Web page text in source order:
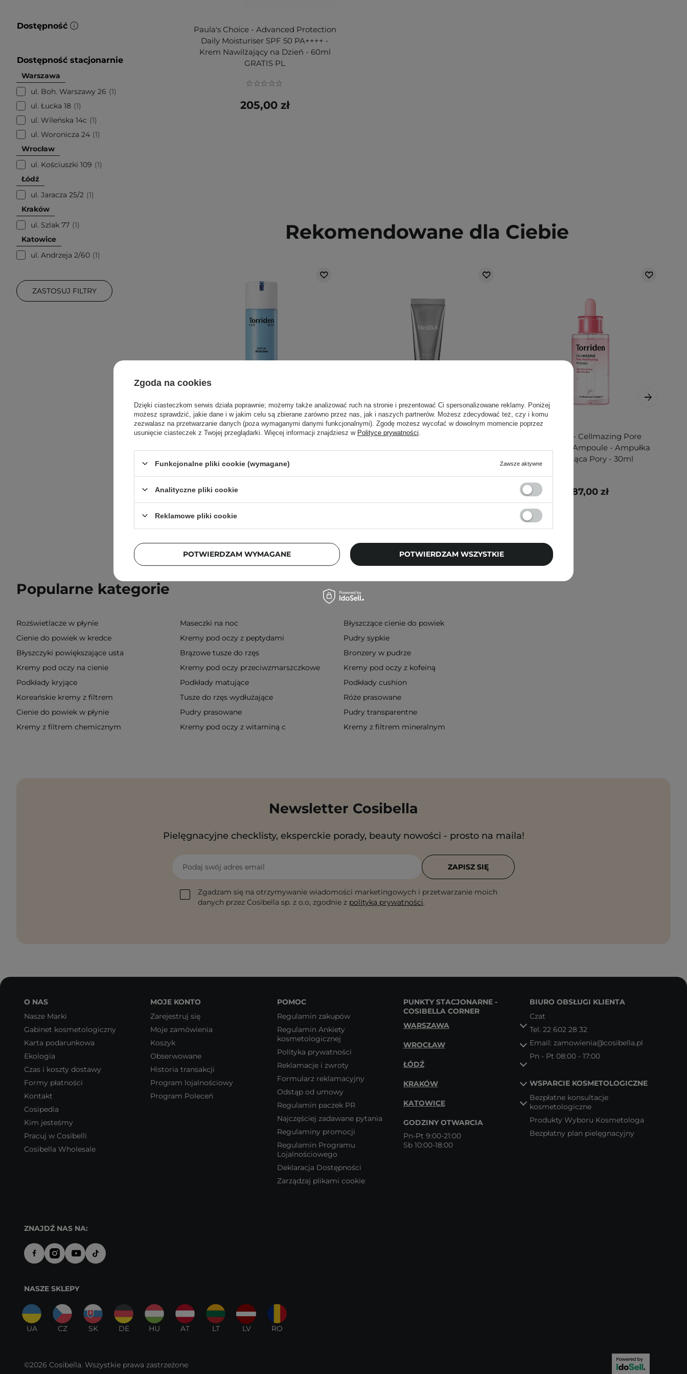
Dostępność
Dostępność stacjonarnie
Warszawa
ul. Boh. Warszawy 26
1
ul. Łucka 18 1
ul. Wileńska 14c
1
ul. Woronicza 24 1
Wrocław
ul. Kościuszki 109
1
Łódź
ul. Jaracza 25/2 1
Kraków
ul. Szlak 77 1
Katowice
ul. Andrzeja 2/60 1
ZASTOSUJ FILTRY
Paula's Choice - Advanced Protection
Daily Moisturiser SPF 50 PA++++ -
Krem Nawilżający na Dzień - 60ml
GRATIS PL
205,00 zł
Rekomendowane dla Ciebie
Torriden - Dive-In For Men All In
Medik8 - Crystal Retinal 1 -
Torriden - Cellmazing Pore
Perfecting Ampoule - Ampułka
Zwężająca Pory - 30ml
87,00 zł
Popularne kategorie
Rozświetlacze w płynie Maseczki na noc
Błyszczące cienie do powiek
Cienie do powiek w kredce
Kremy pod oczy z peptydami
Pudry sypkie
Błyszczyki powiększające usta
Brązowe tusze do rzęs
Bronzery w pudrze
Kremy pod oczy na cienie
Kremy pod oczy przeciwzmarszczkowe
Kremy pod oczy z kofeiną
Podkłady kryjące
Podkłady matujące
Podkłady cushion
Koreańskie kremy z filtrem
Tusze do rzęs wydłużające
Róże prasowane
Cienie do powiek w płynie
Pudry prasowane
Pudry transparentne
Kremy z filtrem chemicznym
Kremy pod oczy z witaminą c Kremy z filtrem mineralnym
Newsletter Cosibella
Pielęgnacyjne checklisty, eksperckie porady, beauty nowości - prosto na maila!
Podaj swój adres email
Zgadzam się na otrzymywanie wiadomości marketingowych i przetwarzanie moich
danych przez Cosibella sp. z o.o, zgodnie z polityką prywatności.
ZAPISZ SIĘ
O NAS
Nasze Marki
Gabinet kosmetologiczny
Karta podarunkowa
Ekologia
Czas i koszty dostawy
Formy płatności
Kontakt
Cosipedia
Kim jesteśmy
Pracuj w Cosibelli
Cosibella Wholesale
MOJE KONTO
Zarejestruj się
Moje zamówienia
Koszyk
Obserwowane
Historia transakcji
Program lojalnościowy
Program Poleceń
POMOC
Regulamin zakupów
Regulamin Ankiety
kosmetologicznej
Polityka prywatności
Reklamacje i zwroty
Formularz reklamacyjny
Odstąp od umowy
Regulamin paczek PR
Najczęściej zadawane pytania
Regulaminy promocji
Regulamin Programu
Lojalnościowego
Deklaracja Dostępności
Zarządzaj plikami cookie
PUNKTY STACJONARNE -
COSIBELLA CORNER
WARSZAWA
WROCŁAW
ŁÓDŹ
KRAKÓW
KATOWICE
GODZINY OTWARCIA
Pn-Pt 9:00-21:00
Sb 10:00-18:00
BIURO OBSŁUGI KLIENTA
Czat
Tel. 22 602 28 32
Email: zamowienia@cosibella.pl
Pn - Pt 08:00 - 17:00
WSPARCIE KOSMETOLOGICZNE
Bezpłatne konsultacje
kosmetologiczne
Produkty Wyboru Kosmetologa
Bezpłatny plan pielęgnacyjny
ZNAJDŹ NAS NA:
NASZE SKLEPY
UA CZ SK DE HU AT LT LV RO
©2026 Cosibella. Wszystkie prawa zastrzeżone
Zgoda na cookies
Dzięki ciasteczkom serwis działa poprawnie; możemy także analizować ruch na stronie i prezentować Ci spersonalizowane reklamy. Poniżej
możesz sprawdzić, jakie dane i w jakim celu są zbierane zarówno przez nas, jak i naszych partnerów. Możesz zdecydować też, czy i komu
zezwalasz na przetwarzanie danych (poza wymaganymi danymi funkcjonalnymi). Zgodę możesz wycofać w dowolnym momencie poprzez
usunięcie ciasteczek z Twojej przeglądarki. Więcej informacji znajdziesz w Polityce prywatności
Funkcjonalne pliki cookie (wymagane) Zawsze aktywne
Analityczne pliki cookie
Reklamowe pliki cookie
POTWIERDZAM WYMAGANE POTWIERDZAM WSZYSTKIE